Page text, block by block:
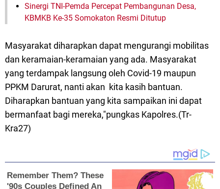
Sinergi TNI-Pemda Percepat Pembangunan Desa,
KBMKB Ke-35 Somokaton Resmi Ditutup
Masyarakat diharapkan dapat mengurangi mobilitas
dan keramaian-keramaian yang ada. Masyarakat
yang terdampak langsung oleh Covid-19 maupun
PPKM Darurat, nanti akan kita kasih bantuan.
Diharapkan bantuan yang kita sampaikan ini dapat
bermanfaat bagi mereka,"pungkas Kapolres.(Tr-
Kra27)